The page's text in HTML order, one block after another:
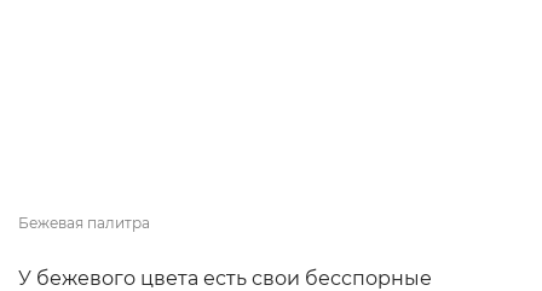
Бежевая палитра
У бежевого цвета есть свои бесспорные